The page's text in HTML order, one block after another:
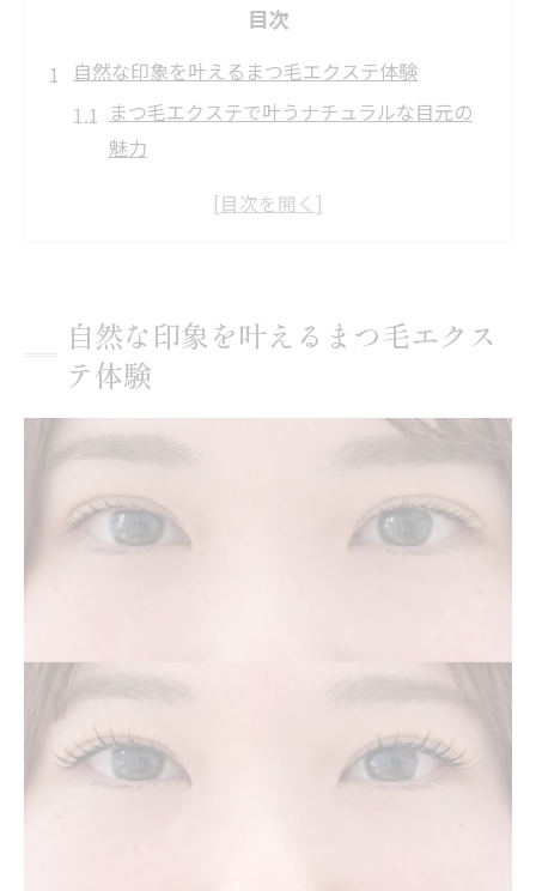
目次
自然な印象を叶えるまつ毛エクステ体験
まつ毛エクステで叶うナチュラルな目元の
魅力
初めてでも安心のまつ毛エクステ体験談
理由
まつ毛エクステ体験が変える日常の自信
60本仕上げのやわらかな目元の魅力
まつ毛エクステ60本の自然な仕上がりとは
60本で感じるやわらかなまつ毛エクステ効
果
まつ毛エクステ60本が与える上品な目元印
片目につくまつ毛エクステ本数の目安とコ
ツ
自然な印象を叶えるまつ毛エクス
テ体験